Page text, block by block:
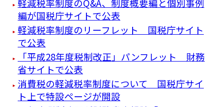
軽減税率制度のQ&A、制度概要編と個別事例
編が国税庁サイトで公表
軽減税率制度のリーフレット 国税庁サイト
で公表
「平成28年度税制改正」パンフレット 財務
省サイトで公表
消費税の軽減税率制度について 国税庁サイ
ト上で特設ページが開設